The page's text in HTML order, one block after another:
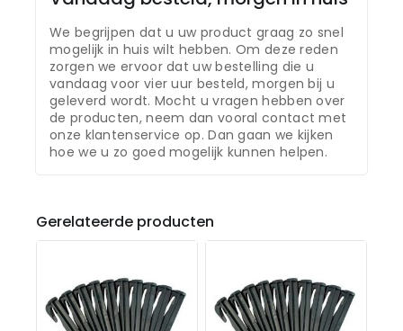
We begrijpen dat u uw product graag zo snel
mogelijk in huis wilt hebben. Om deze reden
zorgen we ervoor dat uw bestelling die u
vandaag voor vier uur besteld, morgen bij u
geleverd wordt. Mocht u vragen hebben over
de producten, neem dan vooral contact met
onze klantenservice op. Dan gaan we kijken
hoe we u zo goed mogelijk kunnen helpen.
Gerelateerde producten